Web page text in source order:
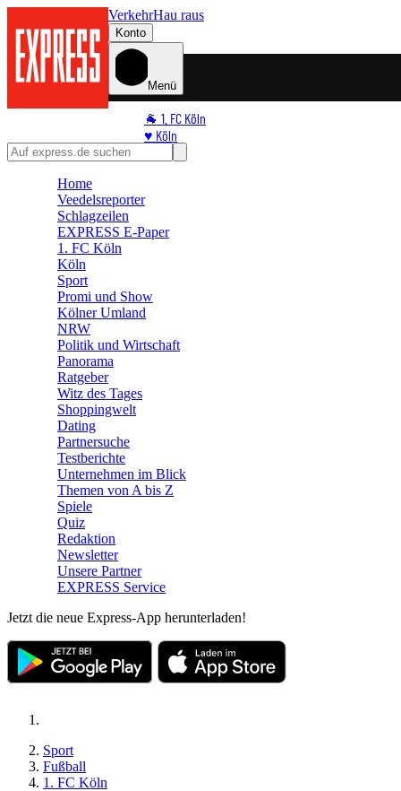
VerkehrHau raus
Konto
Menü
🐐 1. FC Köln
♥️ Köln
🛒 Shoppingwelt
Home
Veedelsreporter
Schlagzeilen
EXPRESS E-Paper
1. FC Köln
Köln
Sport
Promi und Show
Kölner Umland
NRW
Politik und Wirtschaft
Panorama
Ratgeber
Witz des Tages
Shoppingwelt
Dating
Partnersuche
Testberichte
Unternehmen im Blick
Themen von A bis Z
Spiele
Quiz
Redaktion
Newsletter
Unsere Partner
EXPRESS Service
Jetzt die neue Express-App herunterladen!
Sport
Fußball
1. FC Köln